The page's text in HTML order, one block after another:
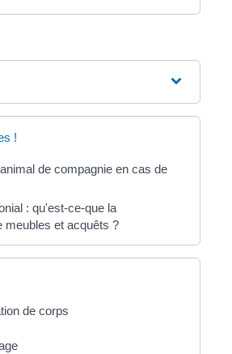
!
de compagnie en cas de
: qu'est-ce-que la
meubles et acquêts ?
de corps